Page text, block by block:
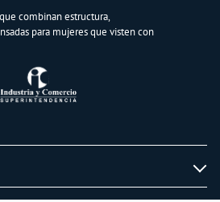
combinan estructura,
para mujeres que visten con